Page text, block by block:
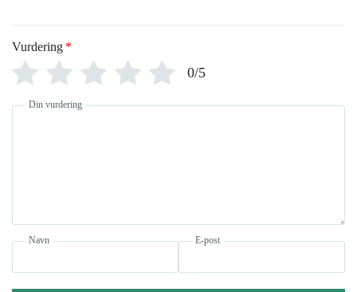
Vurdering *
0/5
Din vurdering
Navn E-post